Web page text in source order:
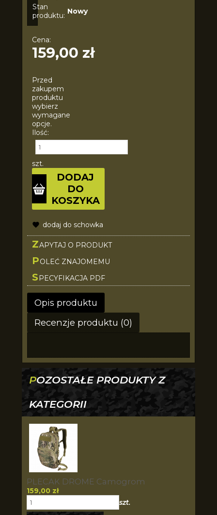
Stan
produktu: Nowy
Cena:
159,00 zł
Przed
zakupem
produktu
wybierz
wymagane
opcje.
Ilość:
szt.
DODAJ
DO
KOSZYKA
dodaj do schowka
ZAPYTAJ O PRODUKT
POLEĆ ZNAJOMEMU
S PECYFIKACJA PDF
Opis produktu
Recenzje produktu (0)
POZOSTAŁE PRODUKTY Z
KATEGORII
PLECAK DROME Camogrom
159,00 zł
szt.